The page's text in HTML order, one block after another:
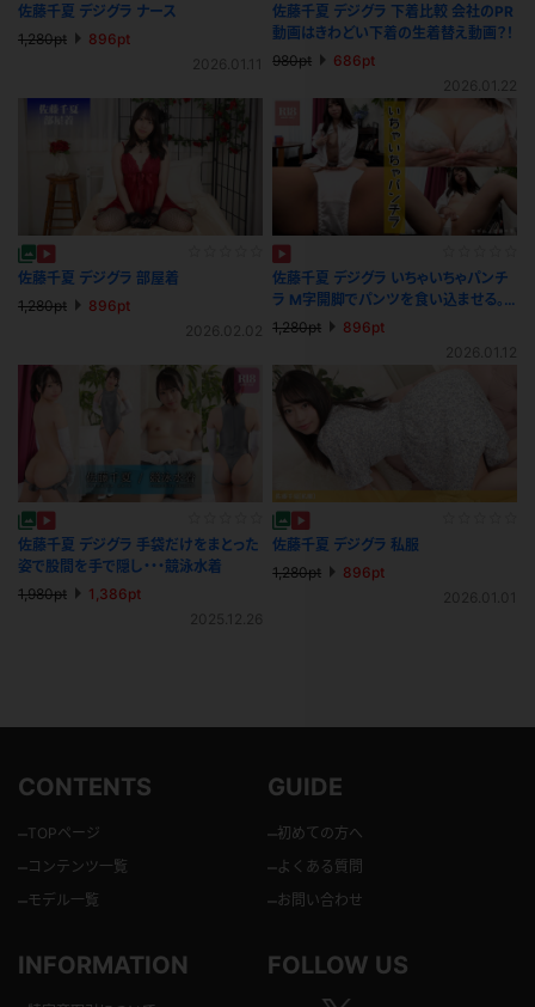
佐藤千夏 デジグラ ナース
1,280pt
896pt
2026.01.11
佐藤千夏 デジグラ 下着比較 会社のPR
動画はきわどい下着の生着替え動画？！
980pt
686pt
2026.01.22
佐藤千夏 デジグラ 部屋着
1,280pt
896pt
2026.02.02
佐藤千夏 デジグラ いちゃいちゃパンチ
ラ M字開脚でパンツを食い込ませる。
一緒に触る？気持ちいいね・・・
1,280pt
896pt
2026.01.12
佐藤千夏 デジグラ 手袋だけをまとった
姿で股間を手で隠し・・・競泳水着
1,980pt
1,386pt
2025.12.26
佐藤千夏 デジグラ 私服
1,280pt
896pt
2026.01.01
CONTENTS
–TOPページ
– コンテンツ一覧
– モデル一覧
GUIDE
–初めての方へ
– よくある質問
–お問い合わせ
INFORMATION FOLLOW US